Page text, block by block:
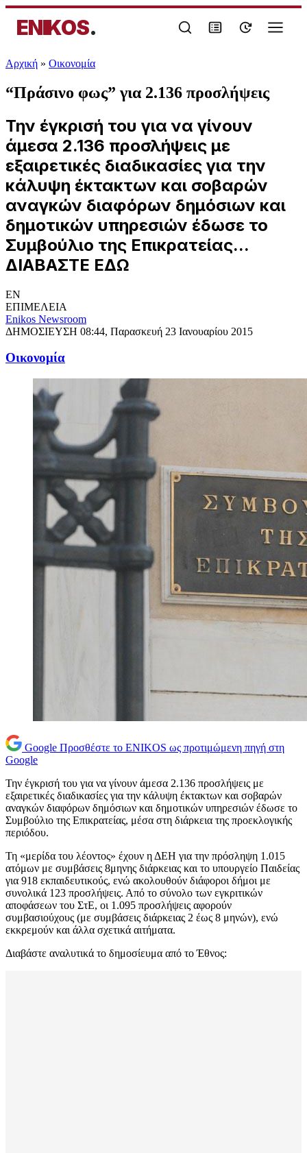
ENIKOS.
Αρχική » Oικονομία
“Πράσινο φως” για 2.136 προσλήψεις
Την έγκρισή του για να γίνουν
άμεσα 2.136 προσλήψεις με
εξαιρετικές διαδικασίες για την
κάλυψη έκτακτων και σοβαρών
αναγκών διαφόρων δημόσιων και
δημοτικών υπηρεσιών έδωσε το
Συμβούλιο της Επικρατείας...
ΔΙΑΒΑΣΤΕ ΕΔΩ
EN
ΕΠΙΜΕΛΕΙΑ
Enikos Newsroom
ΔΗΜΟΣΙΕΥΣΗ 08:44, Παρασκευή 23 Ιανουαρίου 2015
Oικονομία
Google Προσθέστε το ENIKOS ως προτιμώμενη πηγή στη
Google
Την έγκρισή του για να γίνουν άμεσα 2.136 προσλήψεις με
εξαιρετικές διαδικασίες για την κάλυψη έκτακτων και σοβαρών
αναγκών διαφόρων δημόσιων και δημοτικών υπηρεσιών έδωσε το
Συμβούλιο της Επικρατείας, μέσα στη διάρκεια της προεκλογικής
περιόδου.
Τη «μερίδα του λέοντος» έχουν η ΔΕΗ για την πρόσληψη 1.015
ατόμων με συμβάσεις 8μηνης διάρκειας και το υπουργείο Παιδείας
για 918 εκπαιδευτικούς, ενώ ακολουθούν διάφοροι δήμοι με
συνολικά 123 προσλήψεις. Από το σύνολο των εγκριτικών
αποφάσεων του ΣτΕ, οι 1.095 προσλήψεις αφορούν
συμβασιούχους (με συμβάσεις διάρκειας 2 έως 8 μηνών), ενώ
εκκρεμούν και άλλα σχετικά αιτήματα.
Διαβάστε αναλυτικά το δημοσίευμα από το Έθνος: